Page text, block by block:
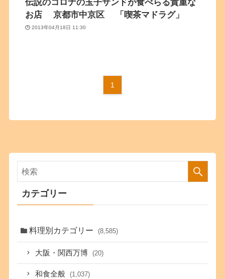
伝説のコロナの玉子サンドが食べらる貴重な
お店 京都市中京区 「喫茶マドラグ」
2013年04月18日 11:30
1
カテゴリー
料理別カテゴリー (8,585)
大阪・関西万博 (20)
和食全般 (1,037)